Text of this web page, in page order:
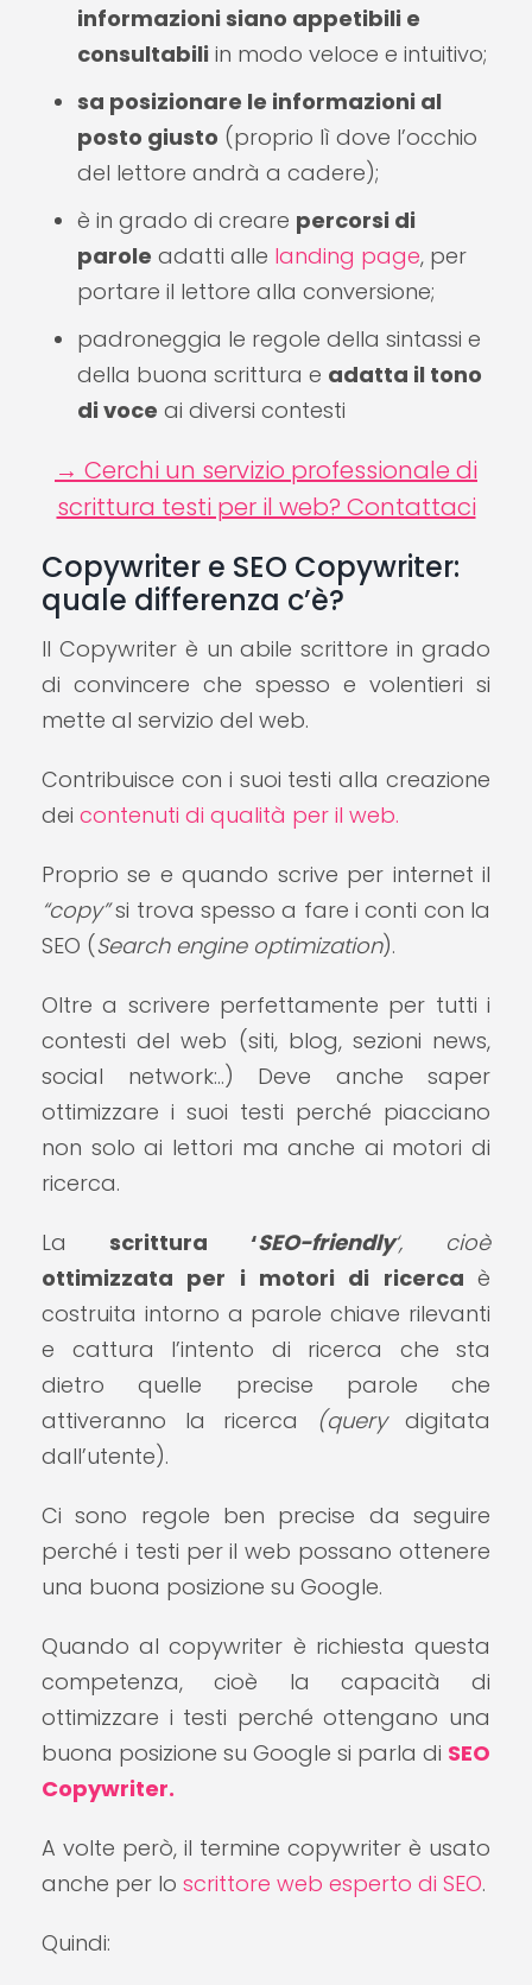
informazioni siano appetibili e
consultabili in modo veloce e intuitivo;
sa posizionare le informazioni al
posto giusto (proprio lì dove l’occhio
del lettore andrà a cadere);
è in grado di creare percorsi di
parole adatti alle landing page, per
portare il lettore alla conversione;
padroneggia le regole della sintassi e
della buona scrittura e adatta il tono
di voce ai diversi contesti
→ Cerchi un servizio professionale di
scrittura testi per il web? Contattaci
Copywriter e SEO Copywriter:
quale differenza c’è?
Il Copywriter è un abile scrittore in grado
di convincere che spesso e volentieri si
mette al servizio del web.
Contribuisce con i suoi testi alla creazione
dei contenuti di qualità per il web.
Proprio se e quando scrive per internet il
“copy”si trova spesso a fare i conti con la
SEO (Search engine optimization).
Oltre a scrivere perfettamente per tutti i
contesti del web (siti, blog, sezioni news,
social network:..) Deve anche saper
ottimizzare i suoi testi perché piacciano
non solo ai lettori ma anche ai motori di
ricerca.
Lascrittura ‘SEO-friendly‘, cioè
ottimizzata per i motori di ricerca è
costruita intorno a parole chiave rilevanti
e cattura l’intento di ricerca che sta
dietro quelle precise parole che
attiveranno la ricerca (querydigitata
dall’utente).
Ci sono regole ben precise da seguire
perché i testi per il web possano ottenere
una buona posizione su Google.
Quando al copywriter è richiesta questa
competenza, cioè la capacità di
ottimizzare i testi perché ottengano una
buona posizione su Google si parla di SEO
Copywriter.
A volte però, il termine copywriter è usato
anche per lo scrittore web esperto di SEO.
Quindi: